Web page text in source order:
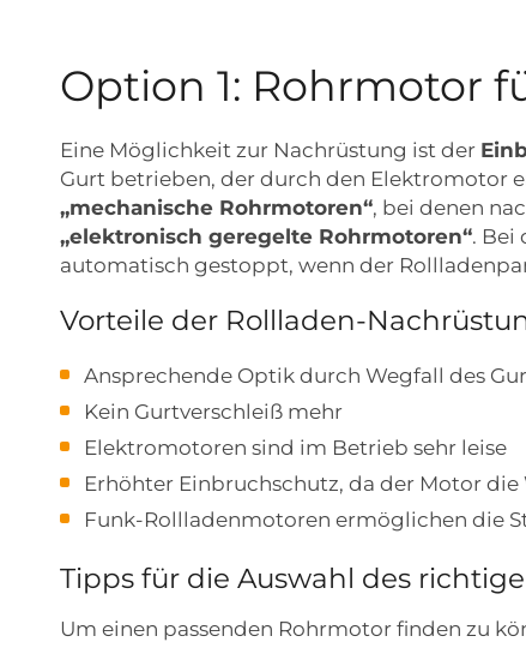
Option 1: Rohrmotor
Eine Möglichkeit zur Nachrüstung ist der
Gurt betrieben, der durch den Elektromotor
„mechanische Rohrmotoren“, bei denen
„elektronisch geregelte Rohrmotoren“. Bei
automatisch gestoppt, wenn der
Vorteile der Rollladen-
Ansprechende Optik durch Wegfall des
Kein Gurtverschleiß mehr
Elektromotoren sind im Betrieb sehr leise
Erhöhter Einbruchschutz, da der Motor
Funk-Rollladenmotoren ermöglichen die
Tipps für die Auswahl des
Um einen passenden Rohrmotor finden zu